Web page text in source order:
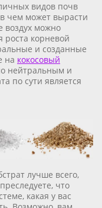
видов почв
чем может вырасти
воздух можно
роста корневой
и созданные
на кокосовый
нейтральным и
по сути является
лучше всего,
что
какая у вас